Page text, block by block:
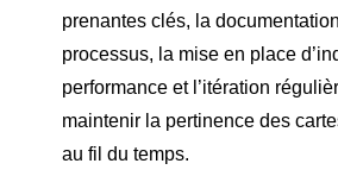
prenantes clés, la
processus, la mise en place
performance et l’itération
maintenir la pertinence des
au fil du temps.